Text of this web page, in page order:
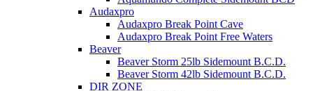
Audaxpro
Audaxpro Break Point Cave
Audaxpro Break Point Free Waters
Beaver
Beaver Storm 25lb Sidemount B.C.D.
Beaver Storm 42lb Sidemount B.C.D.
DIR ZONE